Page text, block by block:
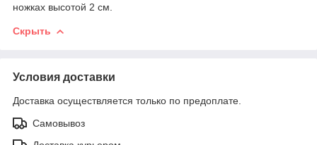
ножках высотой 2 см.
Скрыть
Условия доставки
Доставка осуществляется только по предоплате.
Самовывоз